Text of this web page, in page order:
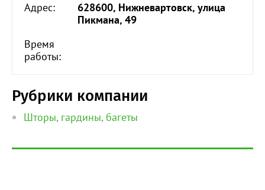
Адрес:
628600, Нижневартовск, улица
Пикмана, 49
Время
работы:
Рубрики компании
Шторы, гардины, багеты